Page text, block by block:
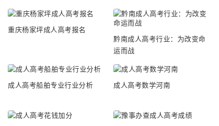
重庆杨家坪成人高考报名
黔南成人高考行业：为改变命
运而战
成人高考船舶专业行业分析 成人高考数学河南